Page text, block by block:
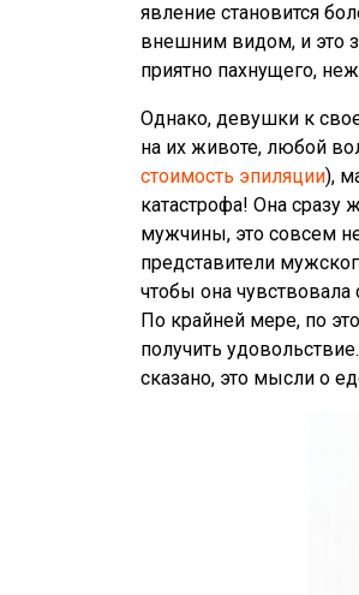
явление становится
внешним видом, и это
приятно пахнущего,
Однако, девушки к
на их животе, любой
стоимость эпиляции),
катастрофа! Она сразу
мужчины, это совсем
представители
чтобы она чувствовала
По крайней мере, по
получить
сказано, это мысли о